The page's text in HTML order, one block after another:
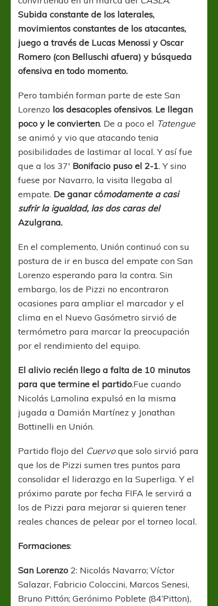
Subida constante de los laterales,
movimientos constantes de los atacantes,
juego a través de Lucas Menossi y Oscar
Romero (con Belluschi afuera) y búsqueda
ofensiva en todo momento.
Pero también forman parte de este San
Lorenzo los desacoples ofensivos. Le llegan
poco y le convierten. De a poco el Tatengue
se animó y vio que atacando tenia
posibilidades de lastimar al local. Y así fue
que a los 37′ Bonifacio puso el 2-1. Y sino
fuese por Navarro, la visita llegaba al
empate. De ganar cómodamente a casi
sufrir la igualdad, las dos caras del
Azulgrana.
En el complemento, Unión continuó con su
postura de ir en busca del empate con San
Lorenzo esperando para la contra. Sin
embargo, los de Pizzi no encontraron
ocasiones para ampliar el marcador y el
clima en el Nuevo Gasómetro sirvió de
termómetro para marcar la preocupación
por el rendimiento del equipo.
El alivio recién llego a falta de 10 minutos
para que termine el partido.Fue cuando
Nicolás Lamolina expulsó en la misma
jugada a Damián Martínez y Jonathan
Bottinelli en Unión.
Partido flojo del Cuervoque solo sirvió para
que los de Pizzi sumen tres puntos para
consolidar el liderazgo en la Superliga. Y el
próximo parate por fecha FIFA le servirá a
los de Pizzi para mejorar si quieren tener
reales chances de pelear por el torneo local.
Formaciones:
San Lorenzo 2: Nicolás Navarro; Víctor
Salazar, Fabricio Coloccini, Marcos Senesi,
Bruno Pittón; Gerónimo Poblete (84’Pitton),